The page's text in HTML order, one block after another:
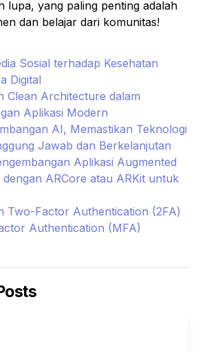
lupa, yang paling penting adalah
dan belajar dari komunitas!
Sosial terhadap Kesehatan
Digital
Clean Architecture dalam
Aplikasi Modern
AI, Memastikan Teknologi
Jawab dan Berkelanjutan
Aplikasi Augmented
dengan ARCore atau ARKit untuk
Two-Factor Authentication (2FA)
Authentication (MFA)